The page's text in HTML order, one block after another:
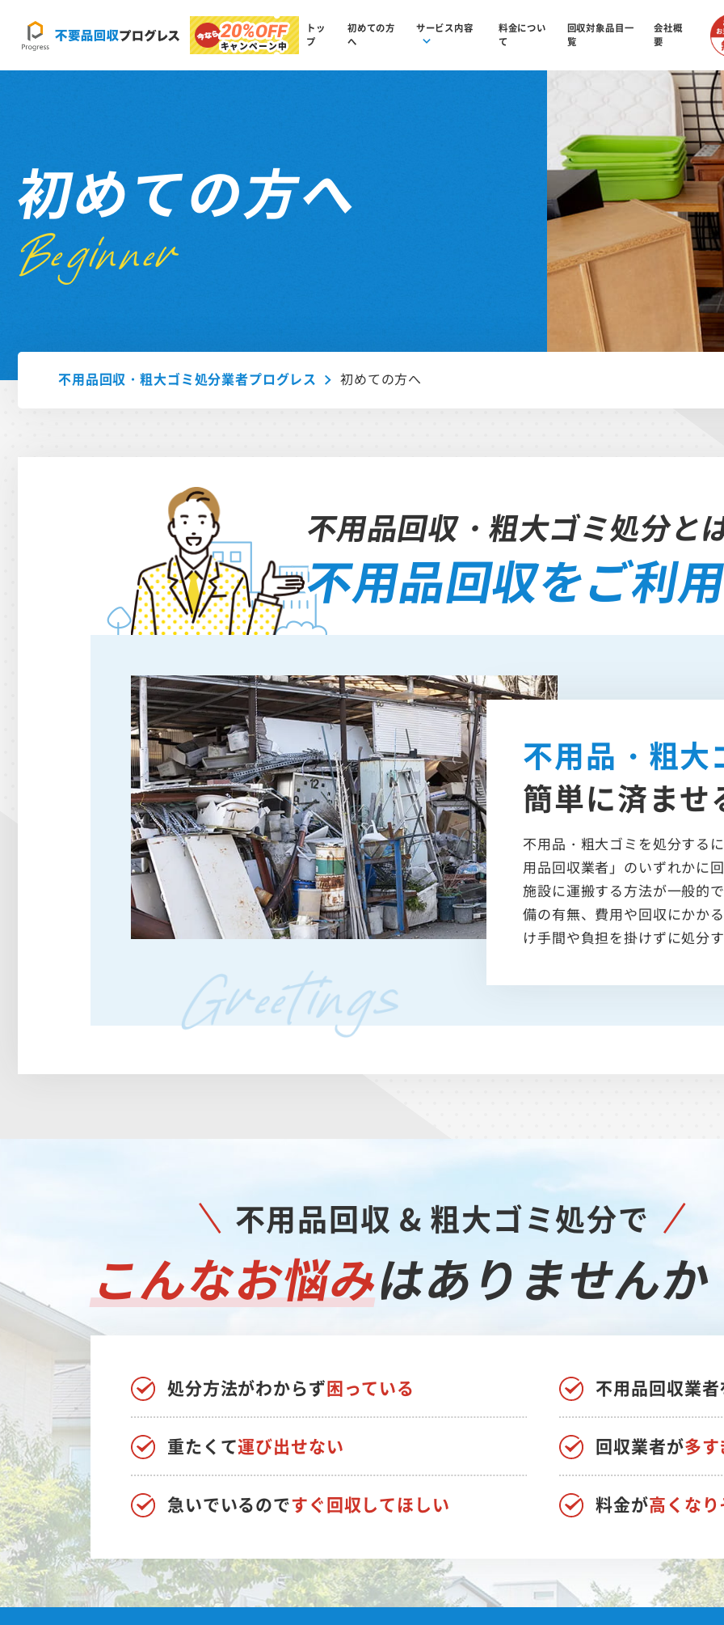
20%OFF
キャンペーン中
トッ
プ
初めての方
へ
サービス内容
料金につい
て
回収対象品目一
覧
会社概
要
初めての方へ
Beginner
不用品回収・粗大ゴミ処分業者プログレス 初めての方へ
不用品回収・粗大ゴミ処分と
不用品回収をご利
不用品・粗大
簡単に済ませ
不用品・粗大ゴミを処分する
用品回収業者」のいずれかに
施設に運搬する方法が一般的
備の有無、費用や回収にかか
け手間や負担を掛けずに処分
不用品回収 & 粗大ゴミ処分で
こんなお悩みはありません
処分方法がわからず困っている 不用品回収業者
重たくて運び出せない 回収業者が多
急いでいるのですぐ回収してほしい 料金が高くな